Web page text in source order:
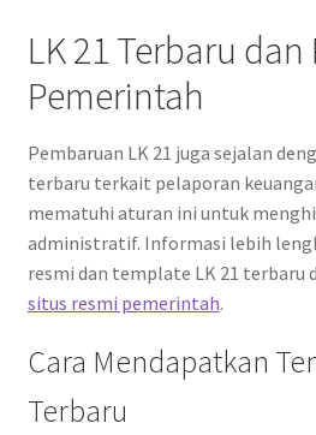
LK 21 Terbaru
Pemerintah
Pembaruan LK 21 juga sejalan
terbaru terkait pelaporan
mematuhi aturan ini untuk
administratif. Informasi lebih
resmi dan template LK 21 terbaru
situs resmi pemerintah.
Cara Mendapatkan
Terbaru